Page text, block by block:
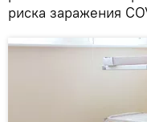
риска заражения